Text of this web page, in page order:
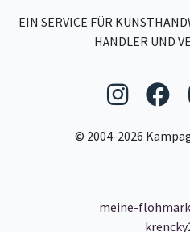
EIN SERVICE FÜR
HÄNDLER UND
© 2004-2026
meine-